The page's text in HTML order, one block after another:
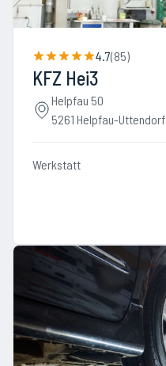
4.7(85)
KFZ Hei3
Helpfau 50
5261 Helpfau-Uttendorf
Werkstatt